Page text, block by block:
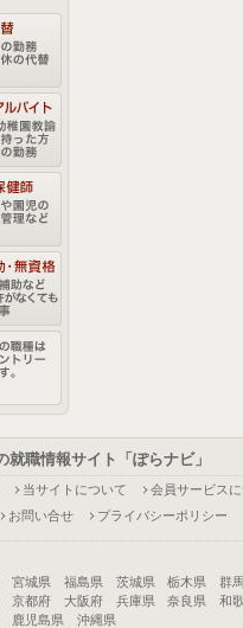
職情報サイト「ぽらナビ」
当サイトについて
会員サービス
お問い合せ プライバシーポリシー
宮城県 福島県 茨城県 栃木県
群
京都府 大阪府 兵庫県 奈良県
和
鹿児島県 沖縄県